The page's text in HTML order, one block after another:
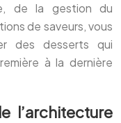
de la gestion du
de saveurs, vous
des desserts qui
à la dernière
l’architecture